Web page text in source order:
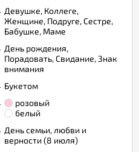
Девушке, Коллеге,
Женщине, Подруге, Сестре,
Бабушке, Маме
День рождения,
Порадовать, Свидание, Знак
внимания
Букетом
розовый
белый
День семьи, любви и
верности (8 июля)